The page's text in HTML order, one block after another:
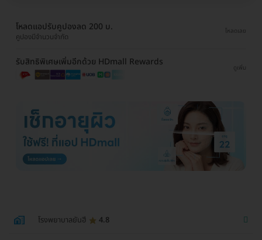
โหลดแอปรับคูปองลด 200 บ.
คูปองมีจำนวนจำกัด
โหลดเลย
รับสิทธิพิเศษเพิ่มอีกด้วย HDmall Rewards
ดูเพิ่ม
โรงพยาบาลยันฮี 4.8